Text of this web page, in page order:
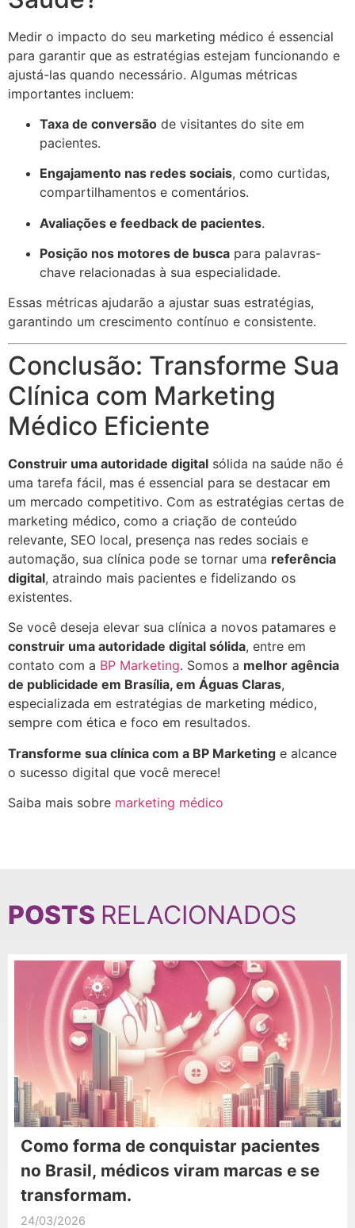
Medir o impacto do seu marketing médico é essencial
para garantir que as estratégias estejam funcionando e
ajustá-las quando necessário. Algumas métricas
importantes incluem:
Taxa de conversão de visitantes do site em
pacientes.
Engajamento nas redes sociais, como curtidas,
compartilhamentos e comentários.
Avaliações e feedback de pacientes.
Posição nos motores de busca para palavras-
chave relacionadas à sua especialidade.
Essas métricas ajudarão a ajustar suas estratégias,
garantindo um crescimento contínuo e consistente.
Conclusão: Transforme Sua
Clínica com Marketing
Médico Eficiente
Construir uma autoridade digital sólida na saúde não é
uma tarefa fácil, mas é essencial para se destacar em
um mercado competitivo. Com as estratégias certas de
marketing médico, como a criação de conteúdo
relevante, SEO local, presença nas redes sociais e
automação, sua clínica pode se tornar uma referência
digital, atraindo mais pacientes e fidelizando os
existentes.
Se você deseja elevar sua clínica a novos patamares e
construir uma autoridade digital sólida, entre em
contato com a BP Marketing. Somos a melhor agência
de publicidade em Brasília, em Águas Claras,
especializada em estratégias de marketing médico,
sempre com ética e foco em resultados.
Transforme sua clínica com a BP Marketing e alcance
o sucesso digital que você merece!
Saiba mais sobre marketing médico
POSTS RELACIONADOS
Como forma de conquistar pacientes
no Brasil, médicos viram marcas e se
transformam.
24/03/2026